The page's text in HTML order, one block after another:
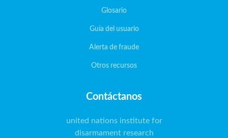
Glosario
Guía del usuario
Alerta de fraude
Otros recursos
Contáctanos
united nations institute for
disarmament research